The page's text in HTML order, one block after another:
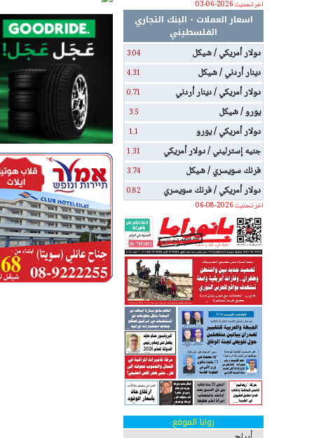
اخر تحديث 2026-06-03
اسعار العملات - البنك التجاري
الفلسطيني
دولار أمريكي / شيكل
3.04
دينار أردني / شيكل 4.31
دولار أمريكي / دينار أردني 0.71
يورو / شيكل 3.5
دولار أمريكي / يورو 1.1
جنيه إسترليني / دولار أمريكي 1.31
فرنك سويسري / شيكل 3.74
دولار أمريكي / فرنك سويسري
0.82
اخر تحديث 2026-08-06
زوايا الموقع